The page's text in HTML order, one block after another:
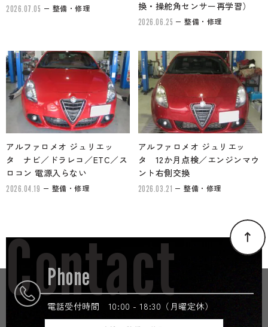
2026.07.05 整備・修理
換・操舵角センサー再学習）
2026.06.25 整備・修理
アルファロメオ ジュリエッ
タ ナビ／ドラレコ／ETC／ス
ロコン 電源入らない
2026.04.19 整備・修理
アルファロメオ ジュリエッ
タ 12か月点検／エンジンマウ
ント右側交換
2026.03.21 整備・修理
Phone
電話受付時間 10:00 - 18:30（月曜定休）
Contact